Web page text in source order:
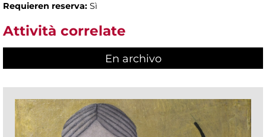
Requieren reserva: Sì
Attività correlate
En archivo